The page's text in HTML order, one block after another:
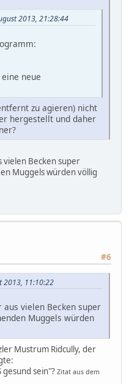
2013, 21:28:44
neue
zu agieren) nicht
hergestellt und daher
vielen Becken super
Muggels würden völlig
#6
2013, 11:10:22
vielen Becken super
Muggels würden
Mustrum Ridcully, der
gesund sein"? Zitat aus dem